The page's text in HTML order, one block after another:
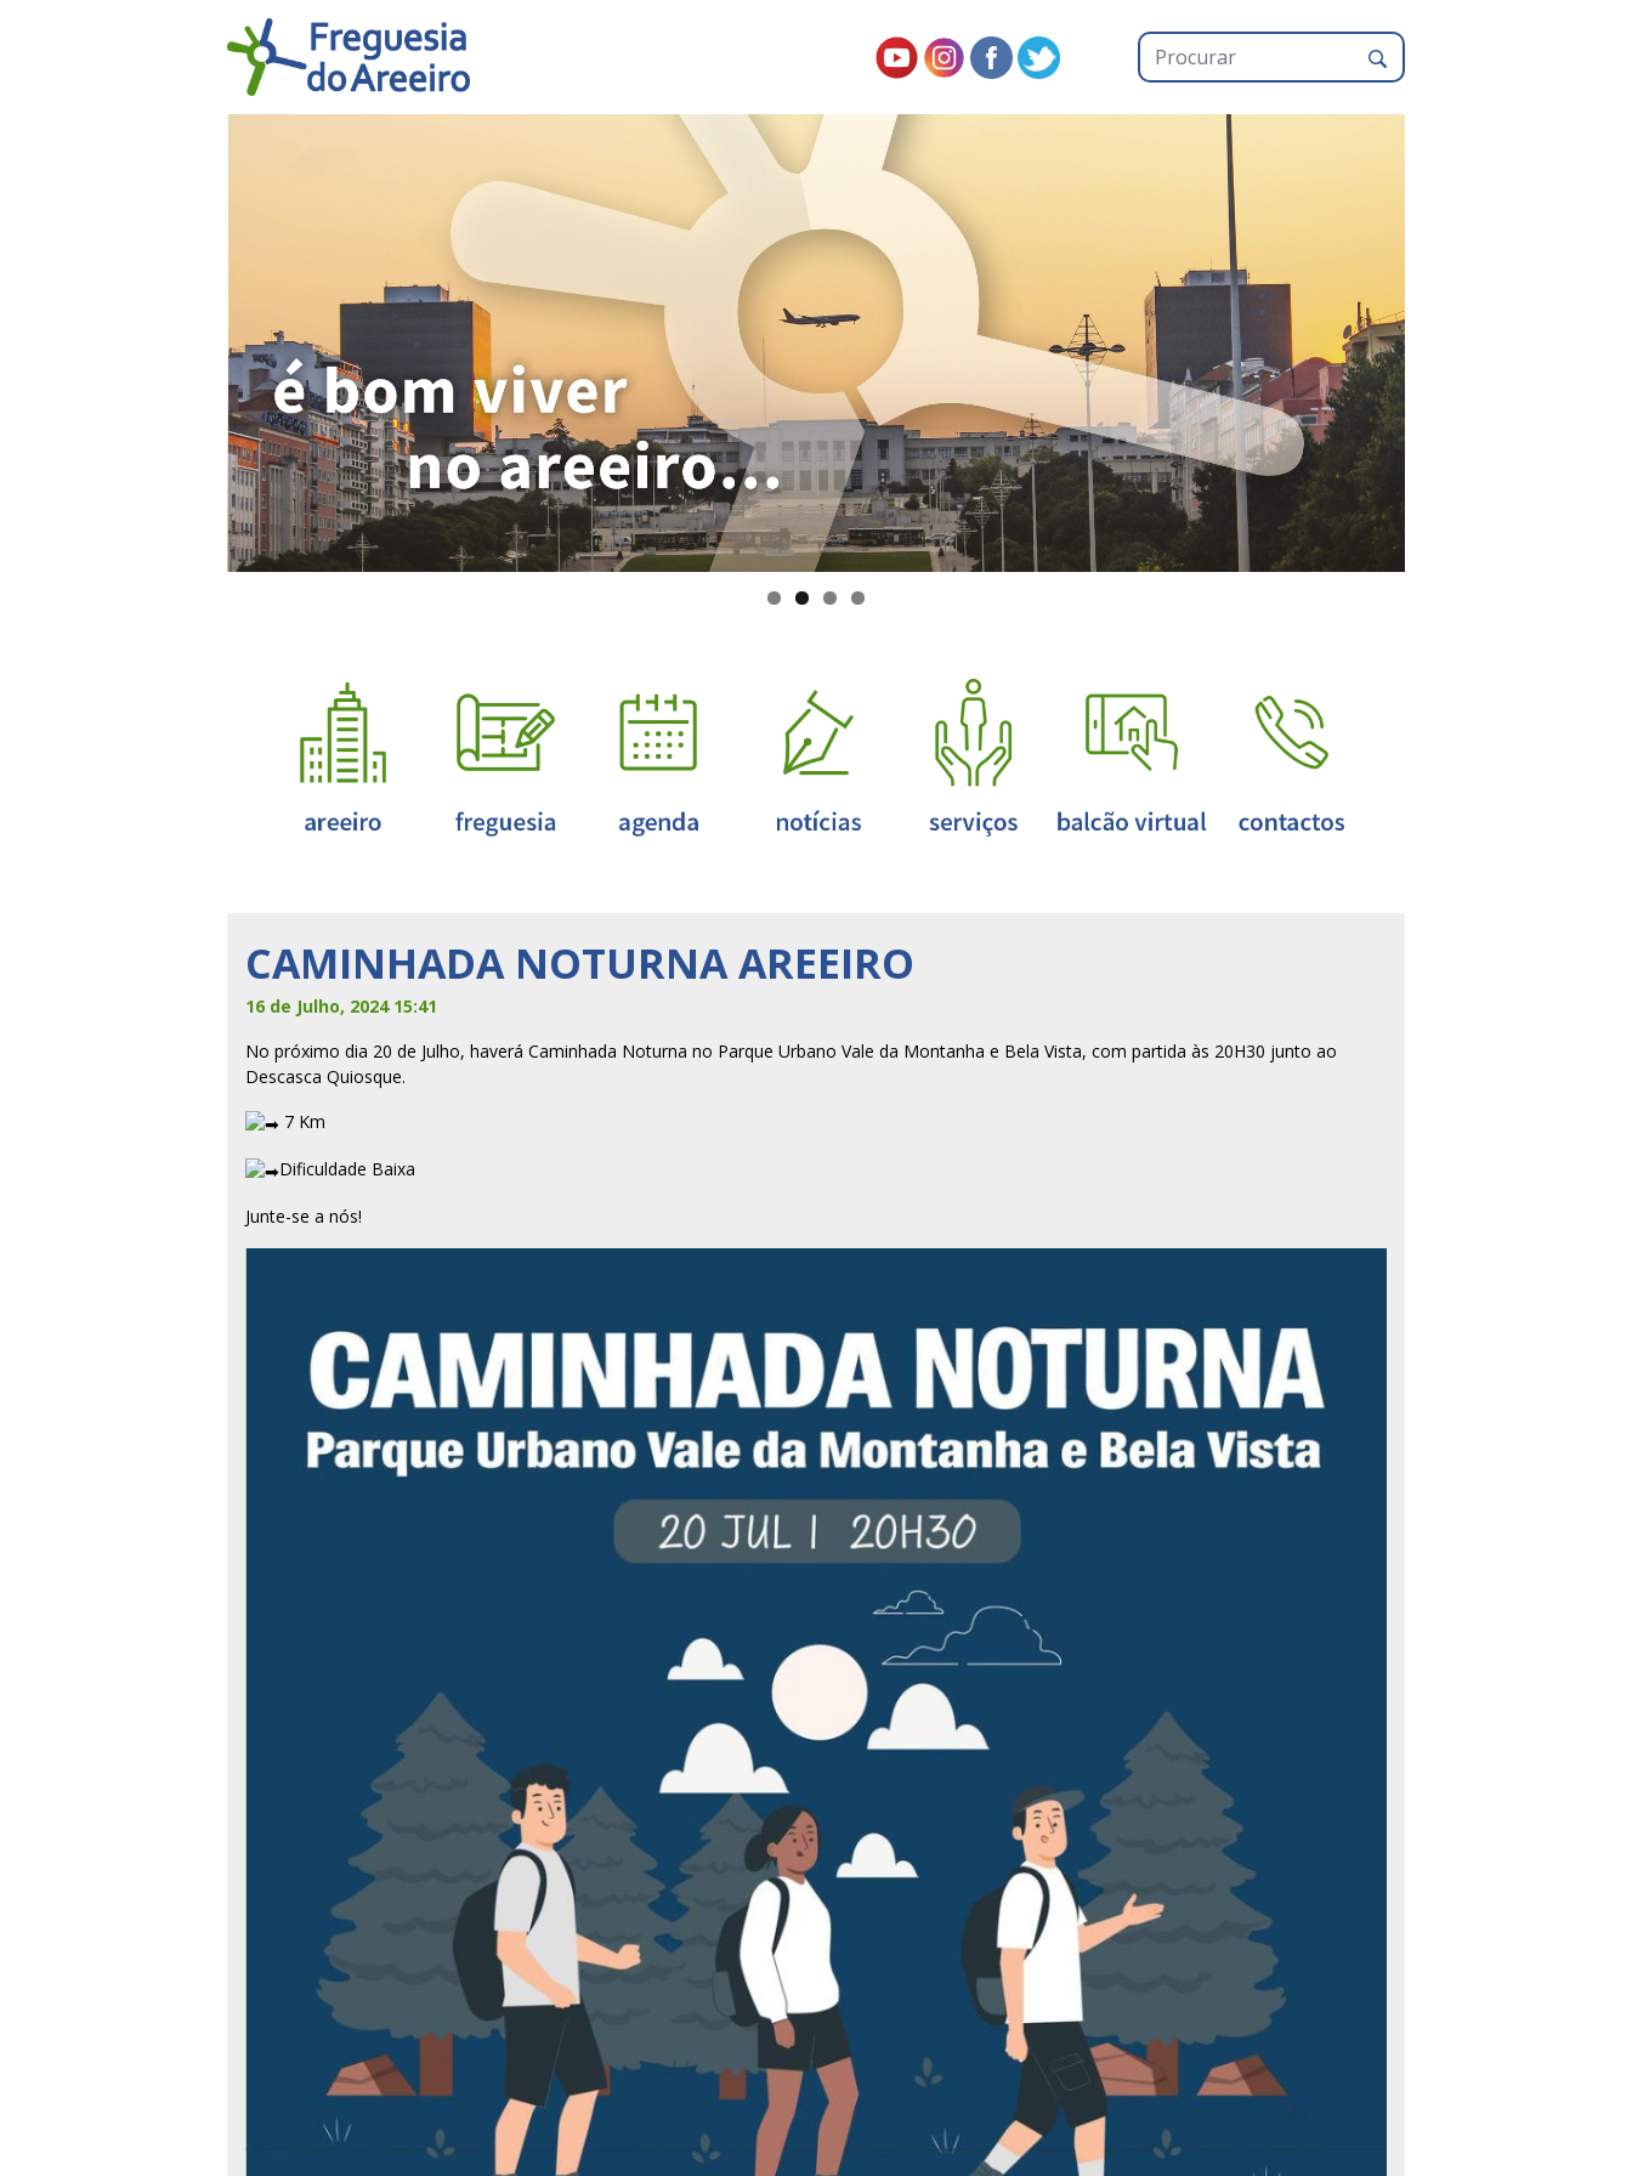
CAMINHADA NOTURNA AREEIRO
16 de Julho, 2024 15:41
No próximo dia 20 de Julho, haverá Caminhada Noturna no Parque Urbano Vale da Montanha e Bela Vista, com partida às 20H30 junto ao
Descasca Quiosque.
7 Km
Dificuldade Baixa
Junte-se a nós!